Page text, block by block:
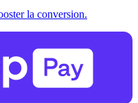
la conversion.